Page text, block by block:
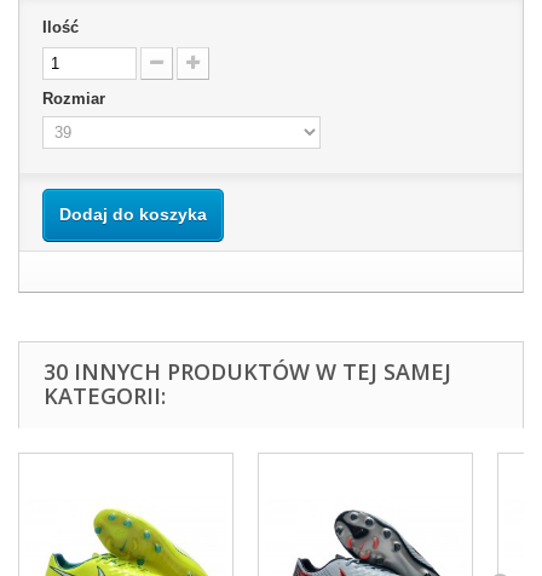
Ilość
Rozmiar
Dodaj do koszyka
30 INNYCH PRODUKTÓW W TEJ SAMEJ
KATEGORII: